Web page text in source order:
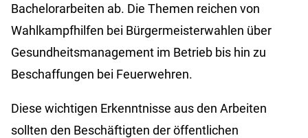
Bachelorarbeiten ab. Die Themen reichen von
Wahlkampfhilfen bei Bürgermeisterwahlen über
Gesundheitsmanagement im Betrieb bis hin zu
Beschaffungen bei Feuerwehren.
Diese wichtigen Erkenntnisse aus den Arbeiten
sollten den Beschäftigten der öffentlichen